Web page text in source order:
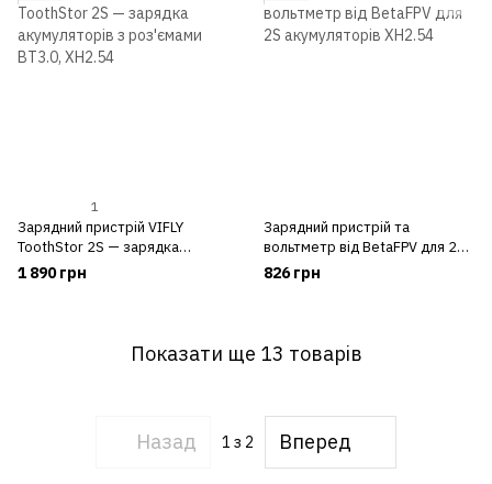
1
Зарядний пристрій VIFLY
ToothStor 2S — зарядка
акумуляторів з роз'ємами
BT3.0, XH2.54
1 890 грн
Зарядний пристрій та
вольтметр від BetaFPV для 2S
акумуляторів XH2.54
826 грн
Показати ще 13 товарів
Назад 1 з 2 Вперед